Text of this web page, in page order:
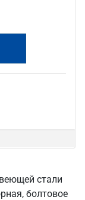
стали
болтовое